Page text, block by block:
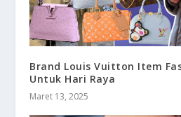
Brand Louis Vuitton Item
Untuk Hari Raya
Maret 13, 2025